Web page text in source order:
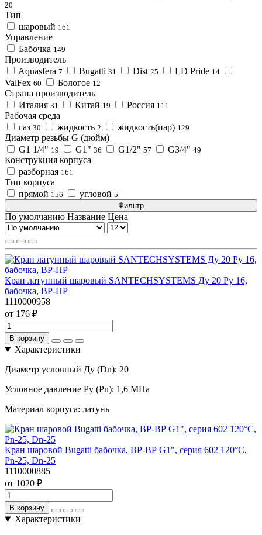
20
Тип
шаровый 161
Управление
Бабочка 149
Производитель
Aquasfera 7 Bugatti 31 Dist 25 LD Pride 14
ValFex 60 Бологое 12
Страна производитель
Италия 31 Китай 19 Россия 111
Рабочая среда
газ 30 жидкость 2 жидкость(пар) 129
Диаметр резьбы G (дюйм)
G1 1/4" 19 G1" 36 G1/2" 57 G3/4" 49
Конструкция корпуса
разборная 161
Тип корпуса
прямой 156 угловой 5
Фильтр
По умолчанию Название Цена
Кран латунный шаровый SANTECHSYSTEMS Ду 20 Pу 16,
бабочка, ВР-НР
1110000958
от 176 ₽
В корзину
Характеристики
Диаметр условный Ду (Dn): 20
Условное давление Ру (Pn): 1,6 МПа
Материал корпуса: латунь
Кран шаровой Bugatti бабочка, ВР-ВР G1", серия 602 120°С,
Pn-25, Dn-25
1110000885
от 1020 ₽
В корзину
Характеристики